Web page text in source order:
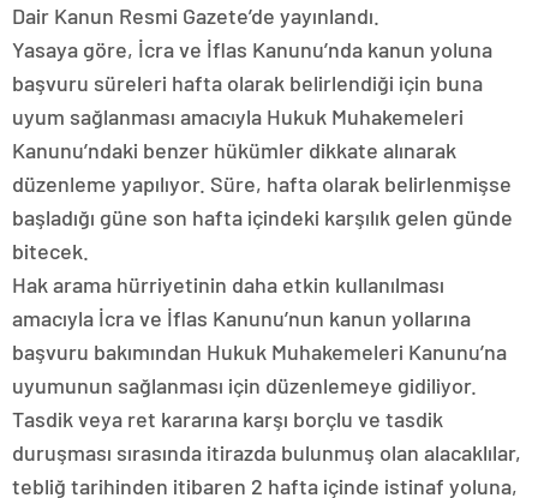
Dair Kanun Resmi Gazete’de yayınlandı.
Yasaya göre, İcra ve İflas Kanunu’nda kanun yoluna
başvuru süreleri hafta olarak belirlendiği için buna
uyum sağlanması amacıyla Hukuk Muhakemeleri
Kanunu’ndaki benzer hükümler dikkate alınarak
düzenleme yapılıyor. Süre, hafta olarak belirlenmişse
başladığı güne son hafta içindeki karşılık gelen günde
bitecek.
Hak arama hürriyetinin daha etkin kullanılması
amacıyla İcra ve İflas Kanunu’nun kanun yollarına
başvuru bakımından Hukuk Muhakemeleri Kanunu’na
uyumunun sağlanması için düzenlemeye gidiliyor.
Tasdik veya ret kararına karşı borçlu ve tasdik
duruşması sırasında itirazda bulunmuş olan alacaklılar,
tebliğ tarihinden itibaren 2 hafta içinde istinaf yoluna,